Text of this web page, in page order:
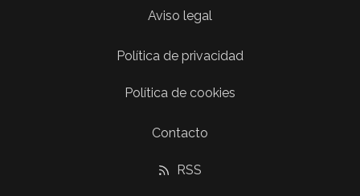
Aviso legal
Política de privacidad
Política de cookies
Contacto
RSS